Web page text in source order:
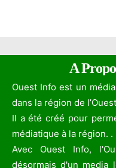
A
Ouest Info est un
dans la région de
Il a été créé pour
médiatique à la région. .
Avec Ouest Info,
désormais d'un